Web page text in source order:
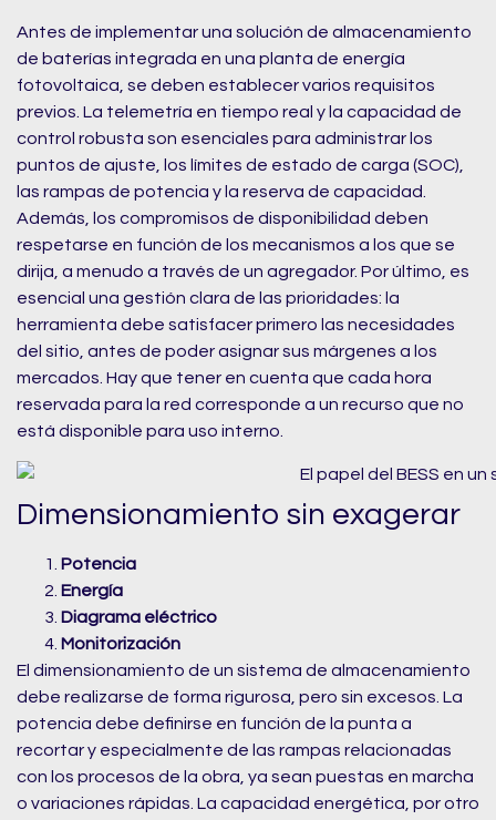
Antes de implementar una solución de almacenamiento
de baterías integrada en una planta de energía
fotovoltaica, se deben establecer varios requisitos
previos. La telemetría en tiempo real y la capacidad de
control robusta son esenciales para administrar los
puntos de ajuste, los límites de estado de carga (SOC),
las rampas de potencia y la reserva de capacidad.
Además, los compromisos de disponibilidad deben
respetarse en función de los mecanismos a los que se
dirija, a menudo a través de un agregador. Por último, es
esencial una gestión clara de las prioridades: la
herramienta debe satisfacer primero las necesidades
del sitio, antes de poder asignar sus márgenes a los
mercados. Hay que tener en cuenta que cada hora
reservada para la red corresponde a un recurso que no
está disponible para uso interno.
Dimensionamiento sin exagerar
Potencia
Energía
Diagrama eléctrico
Monitorización
El dimensionamiento de un sistema de almacenamiento
debe realizarse de forma rigurosa, pero sin excesos. La
potencia debe definirse en función de la punta a
recortar y especialmente de las rampas relacionadas
con los procesos de la obra, ya sean puestas en marcha
o variaciones rápidas. La capacidad energética, por otro